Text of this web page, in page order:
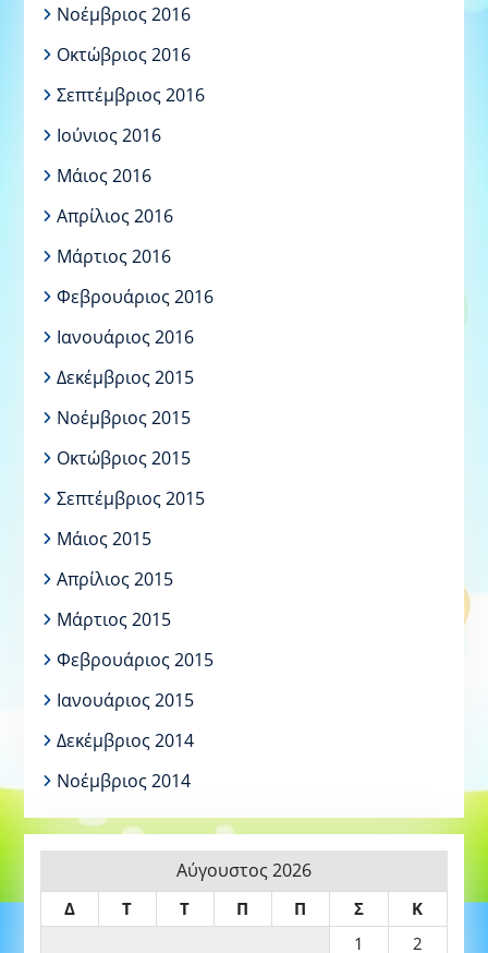
Νοέμβριος 2016
Οκτώβριος 2016
Σεπτέμβριος 2016
Ιούνιος 2016
Μάιος 2016
Απρίλιος 2016
Μάρτιος 2016
Φεβρουάριος 2016
Ιανουάριος 2016
Δεκέμβριος 2015
Νοέμβριος 2015
Οκτώβριος 2015
Σεπτέμβριος 2015
Μάιος 2015
Απρίλιος 2015
Μάρτιος 2015
Φεβρουάριος 2015
Ιανουάριος 2015
Δεκέμβριος 2014
Νοέμβριος 2014
Αύγουστος 2026
Δ Τ Τ Π Π Σ
Κ
1
2